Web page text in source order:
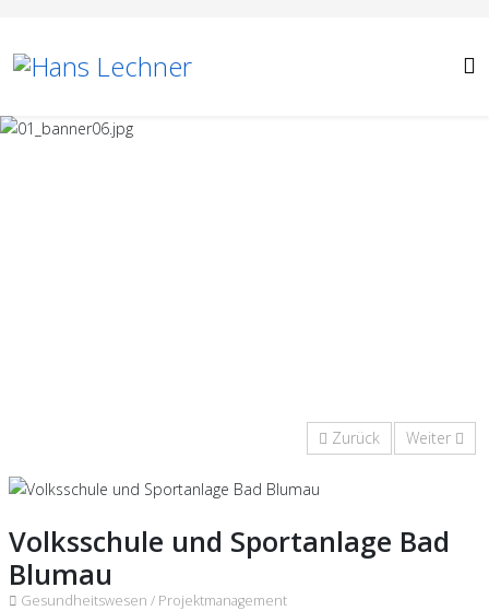
Zurück Weiter
Volksschule und Sportanlage Bad
Blumau
Gesundheitswesen / Projektmanagement